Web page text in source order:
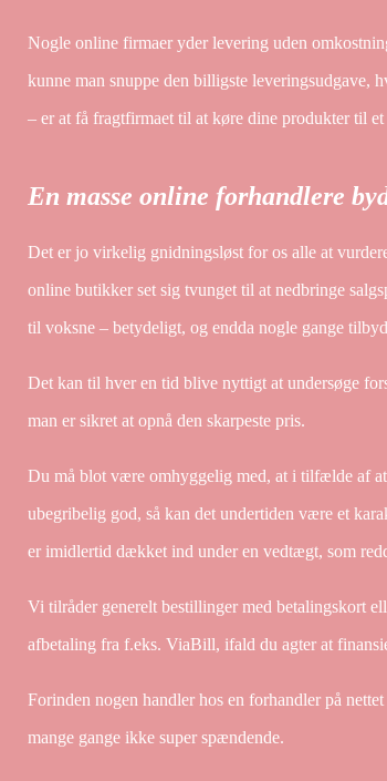
Nogle online firmaer yder levering uden
kunne man snuppe den billigste leveringsudgave,
– er at få fragtfirmaet til at køre dine produkter til et
En masse online forhandlere
Det er jo virkelig gnidningsløst for os alle at
online butikker set sig tvunget til at nedbringe
til voksne – betydeligt, og endda nogle gange
Det kan til hver en tid blive nyttigt at undersøge
man er sikret at opnå den skarpeste pris.
Du må blot være omhyggelig med, at i tilfælde af
ubegribelig god, så kan det undertiden være et
er imidlertid dækket ind under en vedtægt, som
Vi tilråder generelt bestillinger med betalingskort
afbetaling fra f.eks. ViaBill, ifald du agter at
Forinden nogen handler hos en forhandler på
mange gange ikke super spændende.